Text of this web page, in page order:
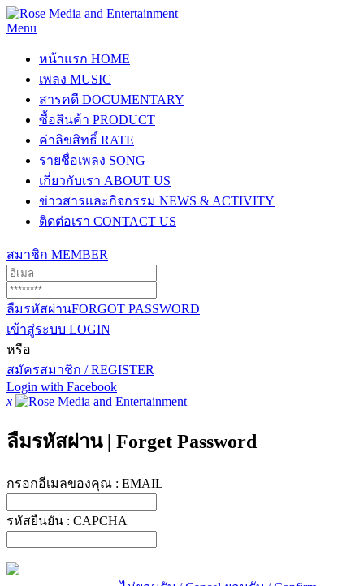
Menu
หน้าแรก HOME
เพลง MUSIC
สารคดี DOCUMENTARY
ซื้อสินค้า PRODUCT
ค่าลิขสิทธิ์ RATE
รายชื่อเพลง SONG
เกี่ยวกับเรา ABOUT US
ข่าวสารและกิจกรรม NEWS & ACTIVITY
ติดต่อเรา CONTACT US
สมาชิก MEMBER
ลืมรหัสผ่านFORGOT PASSWORD
เข้าสู่ระบบ LOGIN
หรือ
สมัครสมาชิก / REGISTER
Login with Facebook
x
ลืมรหัสผ่าน | Forget Password
กรอกอีเมลของคุณ : EMAIL
รหัสยืนยัน : CAPCHA